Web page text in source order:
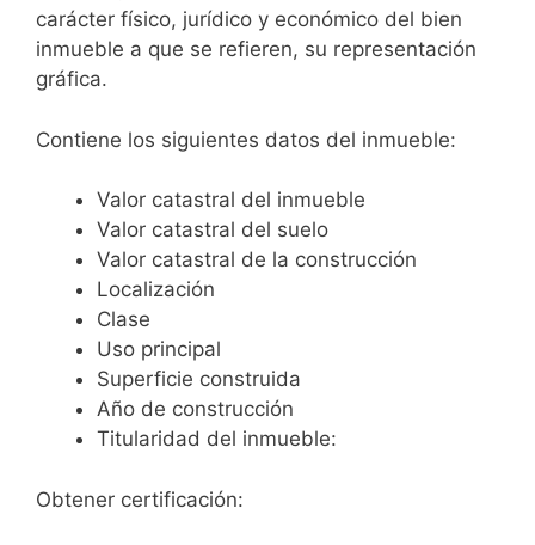
carácter físico, jurídico y económico del bien
inmueble a que se refieren, su representación
gráfica.
Contiene los siguientes datos del inmueble:
Valor catastral del inmueble
Valor catastral del suelo
Valor catastral de la construcción
Localización
Clase
Uso principal
Superficie construida
Año de construcción
Titularidad del inmueble:
Obtener certificación: